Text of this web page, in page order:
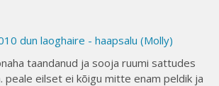
dun laoghaire - haapsalu (Molly)
taandanud ja sooja ruumi sattudes
peale eilset ei kõigu mitte enam peldik ja